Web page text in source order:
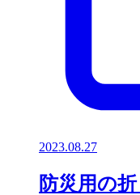
2023.08.27
防災用の